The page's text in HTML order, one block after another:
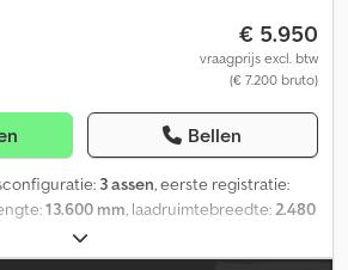
€ 5.950
vraagprijs excl. btw
(€ 7.200 bruto)
Bellen
3 assen, eerste registratie:
13.600 mm, laadruimtebreedte:2.480
2.670 mm, totale lengte:
, totale hoogte:4.000 mm, ophanging: